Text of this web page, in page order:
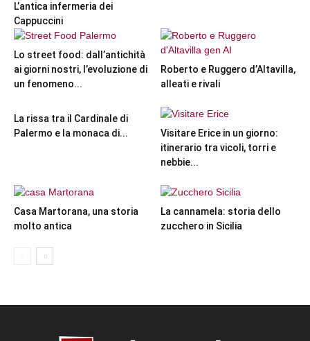
L’antica infermeria dei
Cappuccini
Lo street food: dall’antichità
ai giorni nostri, l’evoluzione di
un fenomeno...
Roberto e Ruggero d’Altavilla,
alleati e rivali
La rissa tra il Cardinale di
Palermo e la monaca di...
Visitare Erice in un giorno:
itinerario tra vicoli, torri e
nebbie...
Casa Martorana, una storia
molto antica
La cannamela: storia dello
zucchero in Sicilia